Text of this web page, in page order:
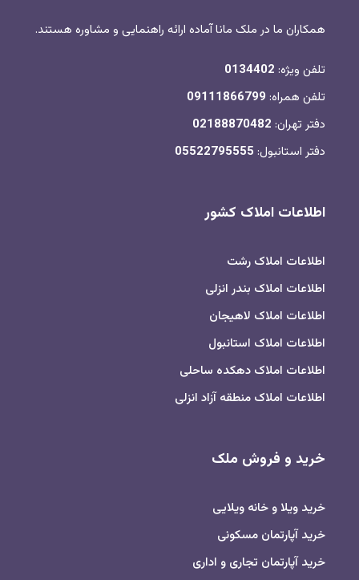
همکاران ما در ملک مانا آماده ارائه راهنمایی و مشاوره هستند.
تلفن ویژه: 0134402
تلفن همراه: 09111866799
دفتر تهران: 02188870482
دفتر استانبول: 05522795555
اطلاعات املاک کشور
اطلاعات املاک رشت
اطلاعات املاک بندر انزلی
اطلاعات املاک لاهیجان
اطلاعات املاک استانبول
اطلاعات املاک دهکده ساحلی
اطلاعات املاک منطقه آزاد انزلی
خرید و فروش ملک
خرید ویلا و خانه ویلایی
خرید آپارتمان مسکونی
خرید آپارتمان تجاری و اداری